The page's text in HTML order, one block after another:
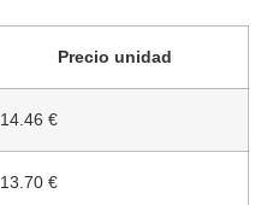
Precio unidad
14.46 €
13.70 €